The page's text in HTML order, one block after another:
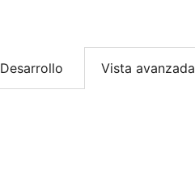
Desarrollo Vista avanzada